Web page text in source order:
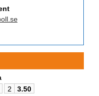
2 3.50